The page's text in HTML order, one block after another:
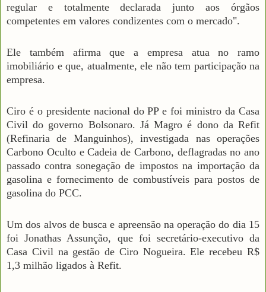
regular e totalmente declarada junto aos órgãos
competentes em valores condizentes com o mercado".
Ele também afirma que a empresa atua no ramo
imobiliário e que, atualmente, ele não tem participação na
empresa.
Ciro é o presidente nacional do PP e foi ministro da Casa
Civil do governo Bolsonaro. Já Magro é dono da Refit
(Refinaria de Manguinhos), investigada nas operações
Carbono Oculto e Cadeia de Carbono, deflagradas no ano
passado contra sonegação de impostos na importação da
gasolina e fornecimento de combustíveis para postos de
gasolina do PCC.
Um dos alvos de busca e apreensão na operação do dia 15
foi Jonathas Assunção, que foi secretário-executivo da
Casa Civil na gestão de Ciro Nogueira. Ele recebeu R$
1,3 milhão ligados à Refit.